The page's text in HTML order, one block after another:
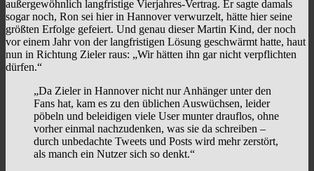
außergewöhnlich langfristige Vierjahres-Vertrag. Er sagte damals
sogar noch, Ron sei hier in Hannover verwurzelt, hätte hier seine
größten Erfolge gefeiert. Und genau dieser Martin Kind, der noch
vor einem Jahr von der langfristigen Lösung geschwärmt hatte, haut
nun in Richtung Zieler raus: „Wir hätten ihn gar nicht verpflichten
dürfen.“
„Da Zieler in Hannover nicht nur Anhänger unter den
Fans hat, kam es zu den üblichen Auswüchsen, leider
pöbeln und beleidigen viele User munter drauflos, ohne
vorher einmal nachzudenken, was sie da schreiben –
durch unbedachte Tweets und Posts wird mehr zerstört,
als manch ein Nutzer sich so denkt.“